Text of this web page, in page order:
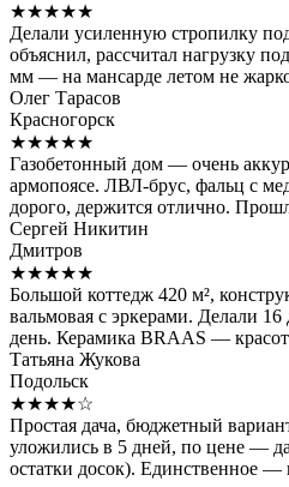
★★★★★
Делали усиленную стропилку
объяснил, рассчитал нагрузку
мм — на мансарде летом не
Олег Тарасов
Красногорск
★★★★★
Газобетонный дом — очень
армопоясе. ЛВЛ-брус, фальц с
дорого, держится отлично.
Сергей Никитин
Дмитров
★★★★★
Большой коттедж 420 м²,
вальмовая с эркерами. Делали
день. Керамика BRAAS —
Татьяна Жукова
Подольск
★★★★☆
Простая дача, бюджетный
уложились в 5 дней, по цене —
остатки досок). Единственное —